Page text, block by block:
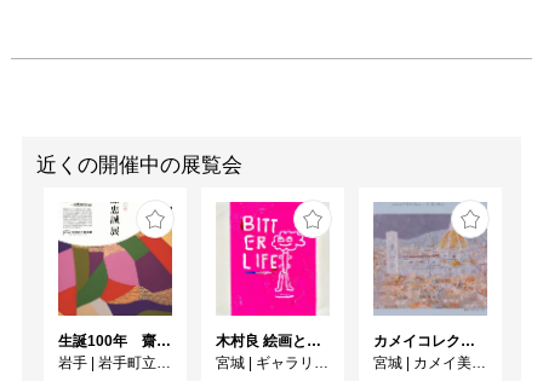
近くの開催中の展覧会
生誕100年 齋藤忠誠展
岩手
岩手町立石神の丘美術館
木村良 絵画と作陶展「BITTER LIFE」
宮城
ギャラリー ターンアラウンド
カメイコレクション展 Ⅱ期
宮城
カメイ美術館